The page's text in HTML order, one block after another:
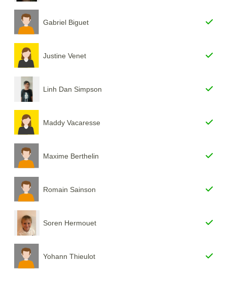
Gabriel Biguet
Justine Venet
Linh Dan Simpson
Maddy Vacaresse
Maxime Berthelin
Romain Sainson
Soren Hermouet
Yohann Thieulot